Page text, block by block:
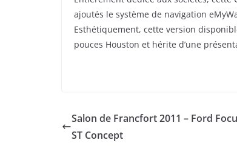
ajoutés le système de navigation
Esthétiquement, cette version
pouces Houston et hérite d’une
Salon de Francfort 2011 – Ford
ST Concept